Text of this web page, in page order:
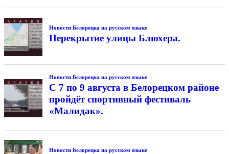
Новости Белорецка на русском языке
Перекрытие улицы Блюхера.
Новости Белорецка на русском языке
С 7 по 9 августа в Белорецком районе
пройдёт спортивный фестиваль
«Малидак».
Новости Белорецка на русском языке